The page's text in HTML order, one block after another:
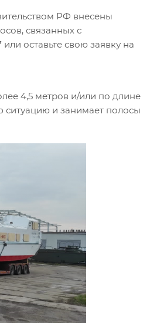
РФ внесены
связанных с
оставьте свою заявку на
4,5 метров и/или по длине
и занимает полосы